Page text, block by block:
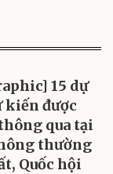
15 dự
kiến được
qua tại
thường
Quốc hội